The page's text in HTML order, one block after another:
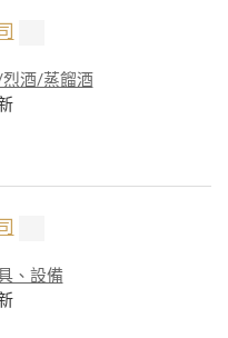
酒/蒸餾酒
、設備